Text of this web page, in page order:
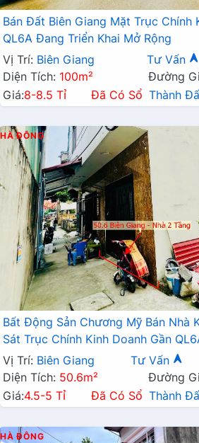
Bán Đất Biên Giang Mặt Trục Chính
QL6A Đang Triển Khai Mở Rộng
Vị Trí: Biên Giang Tư Vấn
Diện Tích: 100m²
Đường
Giá:8-8.5 Tỉ Đã Có Sổ Thành
HÀ ĐÔNG
Bất Động Sản Chương Mỹ Bán Nhà
Sát Trục Chính Kinh Doanh Gần
Mở Rộng
Vị Trí: Biên Giang Tư Vấn
Diện Tích: 50.6m²
Đường
Giá:4.5-5 Tỉ Đã Có Sổ Thành
HÀ ĐÔNG